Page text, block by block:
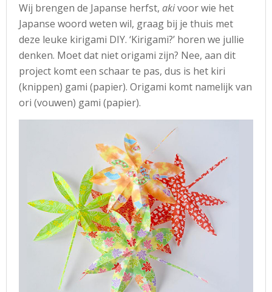
Wij brengen de Japanse herfst, akivoor wie het
Japanse woord weten wil, graag bij je thuis met
deze leuke kirigami DIY. ‘Kirigami?’ horen we jullie
denken. Moet dat niet origami zijn? Nee, aan dit
project komt een schaar te pas, dus is het kiri
(knippen) gami (papier). Origami komt namelijk van
ori (vouwen) gami (papier).